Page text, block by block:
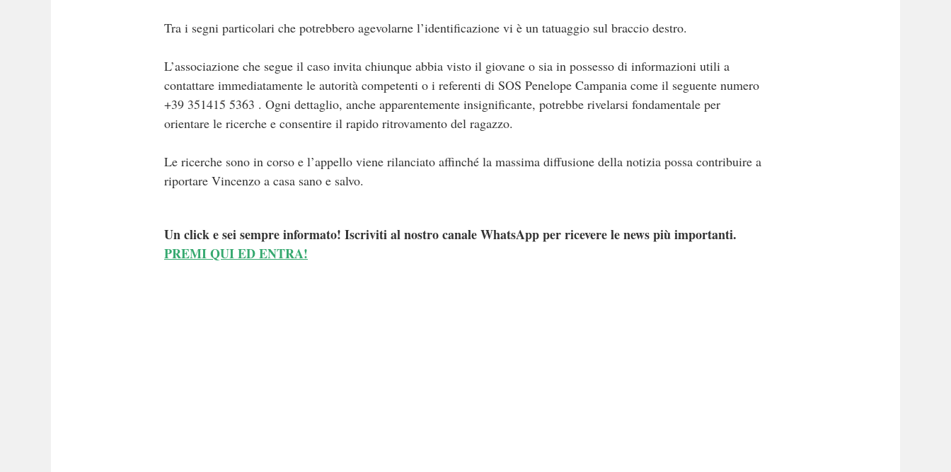
Tra i segni particolari che potrebbero agevolarne l’identificazione vi è un tatuaggio sul braccio destro.
L’associazione che segue il caso invita chiunque abbia visto il giovane o sia in possesso di informazioni utili a
contattare immediatamente le autorità competenti o i referenti di SOS Penelope Campania come il seguente numero
+39 351415 5363 . Ogni dettaglio, anche apparentemente insignificante, potrebbe rivelarsi fondamentale per
orientare le ricerche e consentire il rapido ritrovamento del ragazzo.
Le ricerche sono in corso e l’appello viene rilanciato affinché la massima diffusione della notizia possa contribuire a
riportare Vincenzo a casa sano e salvo.
Un click e sei sempre informato! Iscriviti al nostro canale WhatsApp per ricevere le news più importanti.
PREMI QUI ED ENTRA!